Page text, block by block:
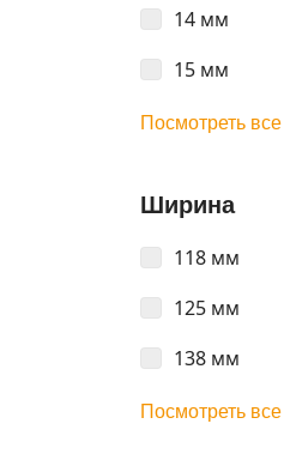
14 мм
15 мм
Посмотреть все
Ширина
118 мм
125 мм
138 мм
Посмотреть все